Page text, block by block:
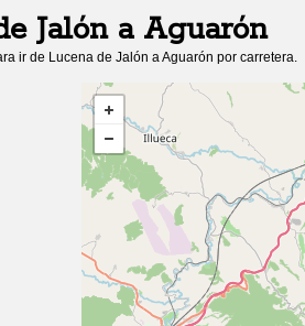
Jalóna Aguarón
ir de Lucena de Jalón aAguarón por carretera.